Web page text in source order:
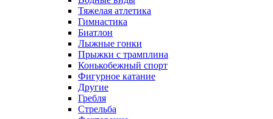
Тяжелая атлетика
Гимнастика
Биатлон
Лыжные гонки
Прыжки с трамплина
Конькобежный спорт
Фигурное катание
Другие
Гребля
Стрельба